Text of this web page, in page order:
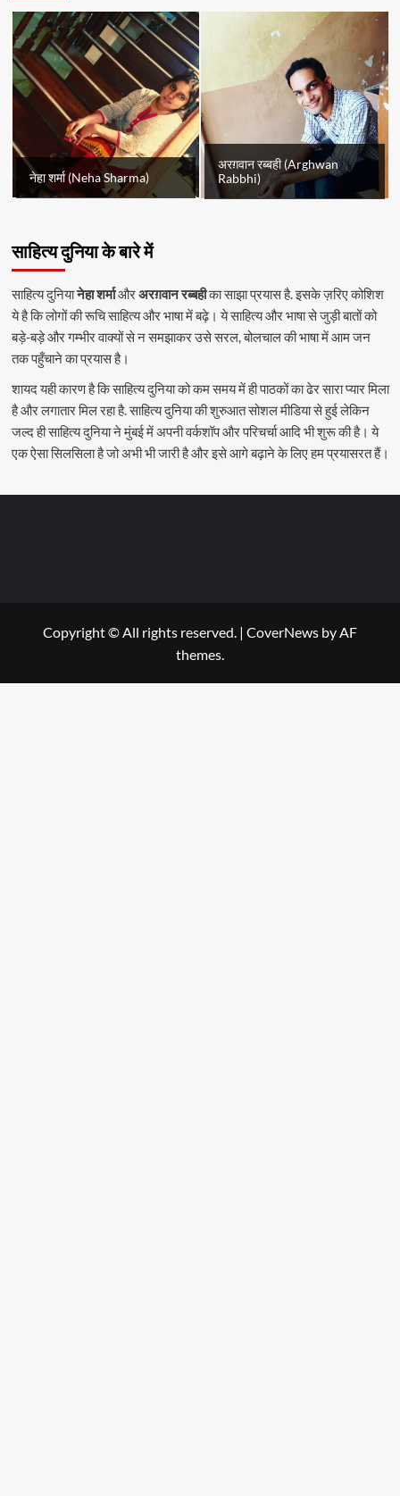
नेहा शर्मा (Neha Sharma)
अरग़वान रब्बही (Arghwan
Rabbhi)
साहित्य दुनिया के बारे में
साहित्य दुनियानेहा शर्माऔरअरग़वान रब्बहीका साझा प्रयास है. इसके ज़रिए कोशिश
ये है कि लोगों की रूचि साहित्य और भाषा में बढ़े। ये साहित्य और भाषा से जुड़ी बातों को
बड़े-बड़े और गम्भीर वाक्यों से न समझाकर उसे सरल, बोलचाल की भाषा में आम जन
तक पहुँचाने का प्रयास है।
शायद यही कारण है कि साहित्य दुनिया को कम समय में ही पाठकों का ढेर सारा प्यार मिला
है और लगातार मिल रहा है. साहित्य दुनिया की शुरुआत सोशल मीडिया से हुई लेकिन
जल्द ही साहित्य दुनिया ने मुंबई में अपनी वर्कशॉप और परिचर्चा आदि भी शुरू की है। ये
एक ऐसा सिलसिला है जो अभी भी जारी है और इसे आगे बढ़ाने के लिए हम प्रयासरत हैं।
Copyright © All rights reserved. | CoverNews by AF
themes.